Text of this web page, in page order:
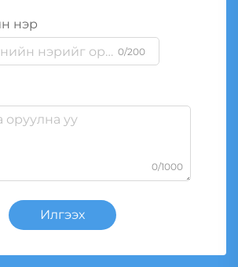
нэр
0/200
0/1000
Илгээх